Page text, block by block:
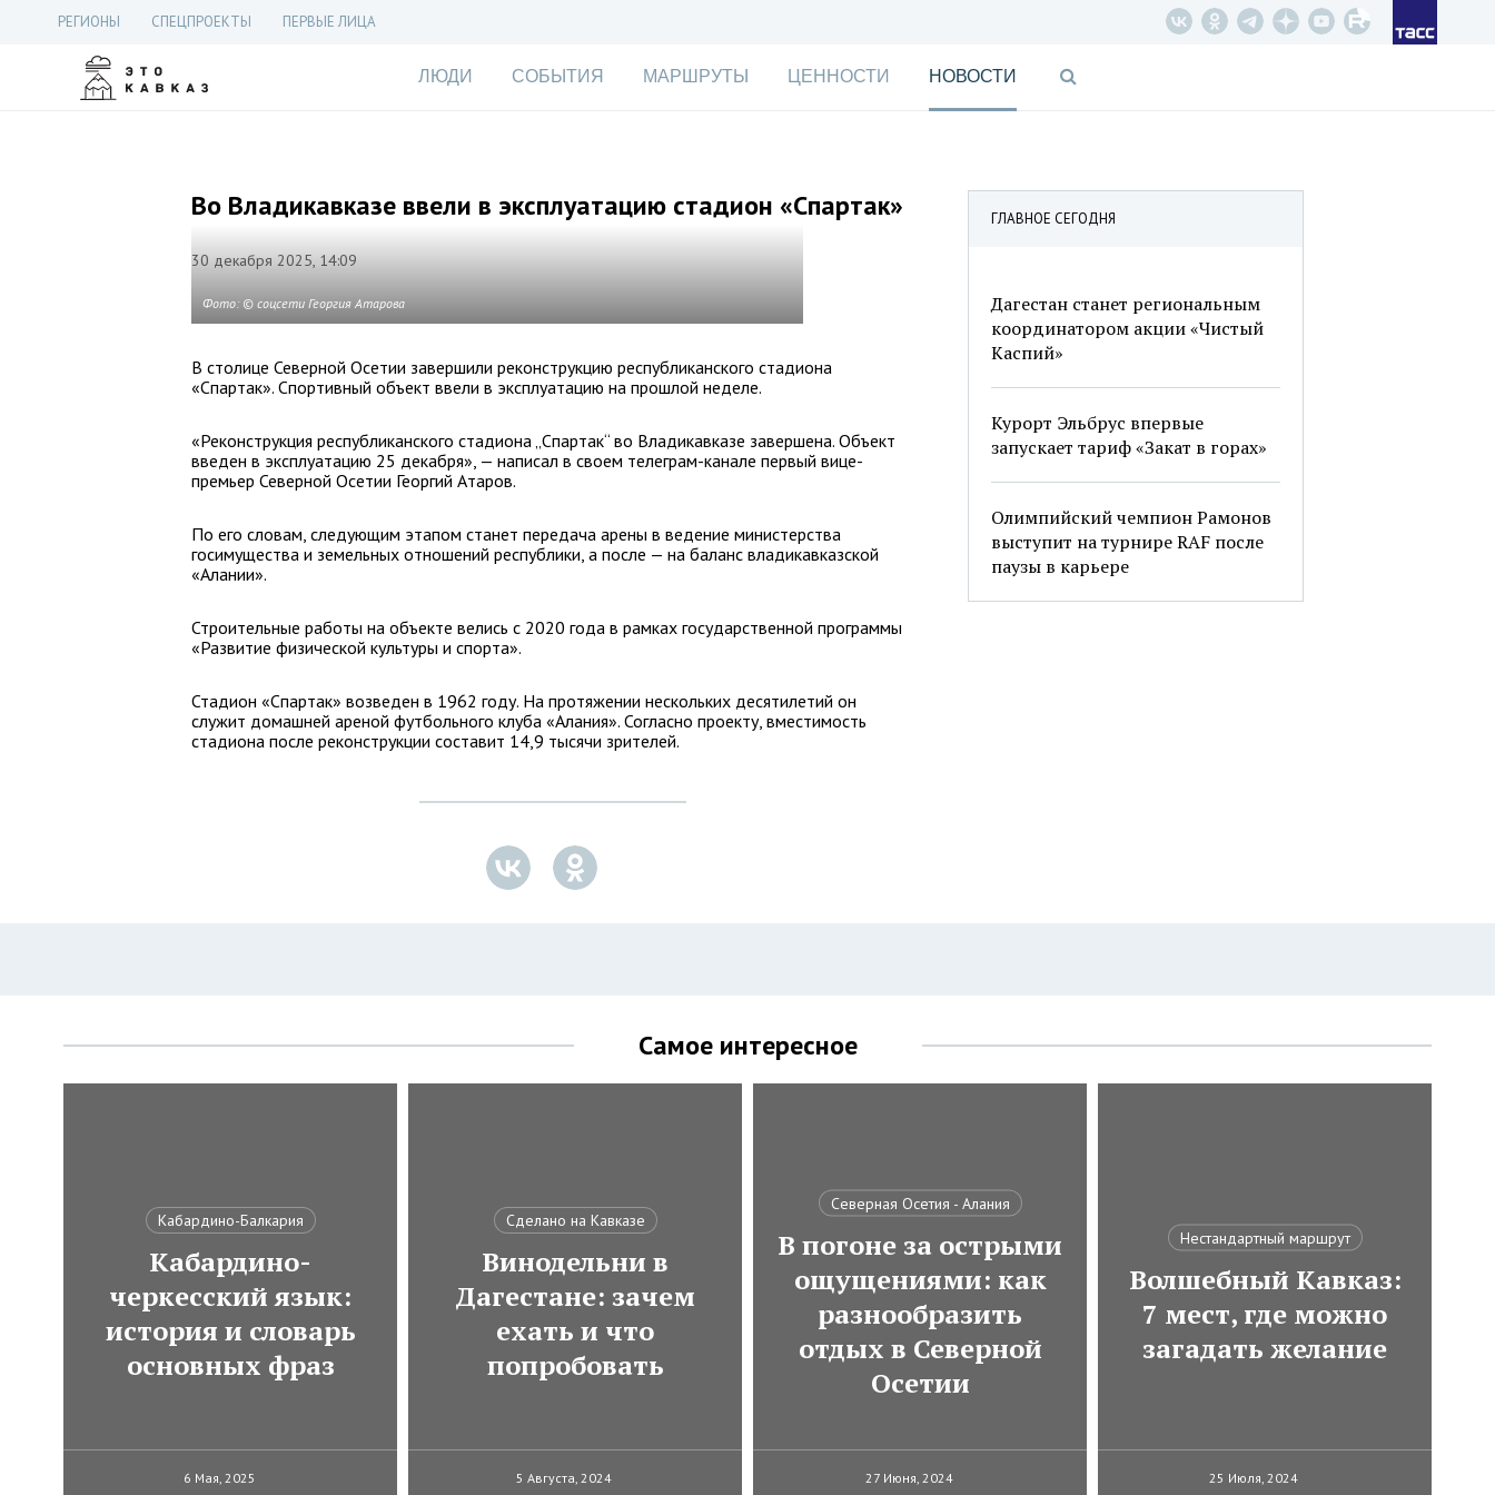
РЕГИОНЫ СПЕЦПРОЕКТЫ ПЕРВЫЕ ЛИЦА
ЛЮДИ СОБЫТИЯ МАРШРУТЫ ЦЕННОСТИ НОВОСТИ
ГЛАВНОЕ СЕГОДНЯ
Дагестан станет региональным
координатором акции «Чистый
Каспий»
Курорт Эльбрус впервые
запускает тариф «Закат в горах»
Олимпийский чемпион Рамонов
выступит на турнире RAF после
паузы в карьере
Во Владикавказе ввели в эксплуатацию стадион «Спартак»
30 декабря 2025, 14:09
Фото: © соцсети Георгия Атарова
В столице Северной Осетии завершили реконструкцию республиканского стадиона
«Спартак». Спортивный объект ввели в эксплуатацию на прошлой неделе.
«Реконструкция республиканского стадиона „Спартак“ во Владикавказе завершена. Объект
введен в эксплуатацию 25 декабря», — написал в своем телеграм-канале первый вице-
премьер Северной Осетии Георгий Атаров.
По его словам, следующим этапом станет передача арены в ведение министерства
госимущества и земельных отношений республики, а после — на баланс владикавказской
«Алании».
Строительные работы на объекте велись с 2020 года в рамках государственной программы
«Развитие физической культуры и спорта».
Стадион «Спартак» возведен в 1962 году. На протяжении нескольких десятилетий он
служит домашней ареной футбольного клуба «Алания». Согласно проекту, вместимость
стадиона после реконструкции составит 14,9 тысячи зрителей.
Самое интересное
Кабардино-Балкария
Кабардино-
черкесский язык:
история и словарь
основных фраз
6 Мая, 2025
Сделано на Кавказе
Винодельни в
Дагестане: зачем
ехать и что
попробовать
5 Августа, 2024
Северная Осетия - Алания
В погоне за острыми
ощущениями: как
разнообразить
отдых в Северной
Осетии
27 Июня, 2024
Нестандартный маршрут
Волшебный Кавказ:
7 мест, где можно
загадать желание
25 Июля, 2024